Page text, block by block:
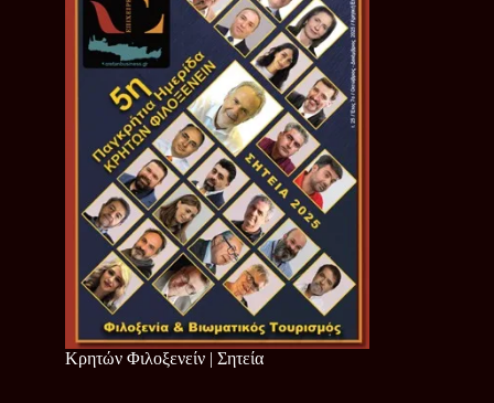
Κρητών Φιλοξενείν | Σητεία